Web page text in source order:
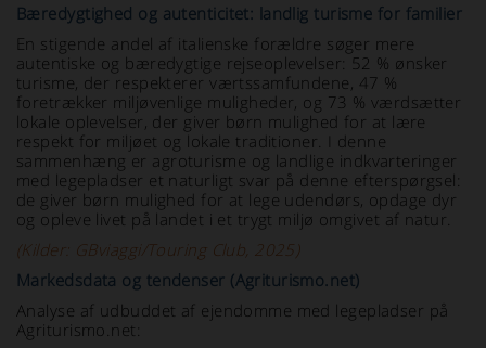
Bæredygtighed og autenticitet: landlig turisme for familier
En stigende andel af italienske forældre søger mere
autentiske og bæredygtige rejseoplevelser: 52 % ønsker
turisme, der respekterer værtssamfundene, 47 %
foretrækker miljøvenlige muligheder, og 73 % værdsætter
lokale oplevelser, der giver børn mulighed for at lære
respekt for miljøet og lokale traditioner. I denne
sammenhæng er agroturisme og landlige indkvarteringer
med legepladser et naturligt svar på denne efterspørgsel:
de giver børn mulighed for at lege udendørs, opdage dyr
og opleve livet på landet i et trygt miljø omgivet af natur.
(Kilder: GBviaggi/Touring Club, 2025)
Markedsdata og tendenser (Agriturismo.net)
Analyse af udbuddet af ejendomme med legepladser på
Agriturismo.net: